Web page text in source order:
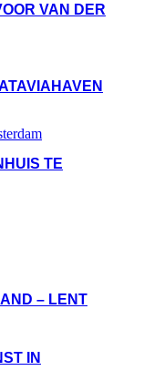
VAN DER
TE
– LENT
IN